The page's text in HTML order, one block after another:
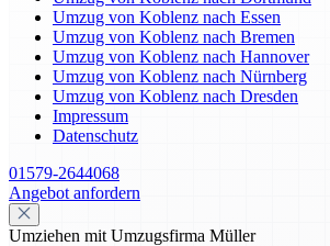
Umzug von Koblenz nach Essen
Umzug von Koblenz nach Bremen
Umzug von Koblenz nach Hannover
Umzug von Koblenz nach Nürnberg
Umzug von Koblenz nach Dresden
Impressum
Datenschutz
01579-2644068
Angebot anfordern
Umziehen mit Umzugsfirma Müller